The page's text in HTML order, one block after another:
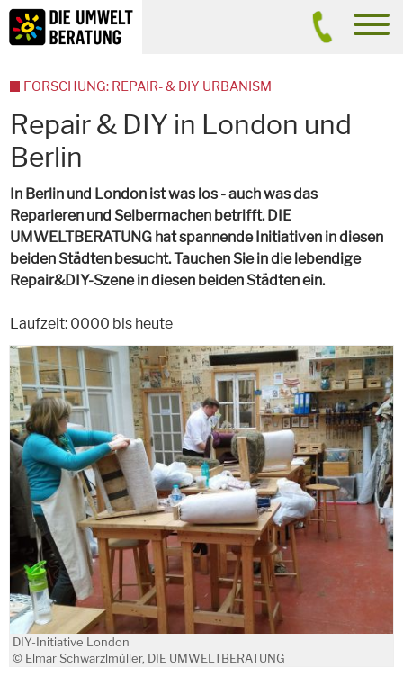
Inhalt
Suche
Repair & DIY in London und
Berlin
In Berlin und London ist was los - auch was das
Reparieren und Selbermachen betrifft. DIE
UMWELTBERATUNG hat spannende Initiativen in diesen
beiden Städten besucht. Tauchen Sie in die lebendige
Repair&DIY-Szene in diesen beiden Städten ein.
Laufzeit: 0000 bis heute
DIY-Initiative London
© Elmar Schwarzlmüller, DIE UMWELTBERATUNG
FORSCHUNG: REPAIR- & DIY URBANISM